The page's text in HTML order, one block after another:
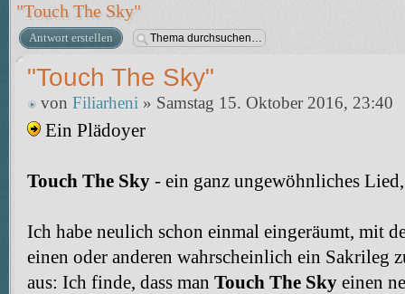
"Touch The Sky"
Antwort erstellen
"Touch The Sky"
von Filiarheni » Samstag 15. Oktober 2016, 23:40
Ein Plädoyer
Touch The Sky - ein ganz ungewöhnliches
Ich habe neulich schon einmal eingeräumt, mit
einen oder anderen wahrscheinlich ein Sakrileg
aus: Ich finde, dass man Touch The Sky einen